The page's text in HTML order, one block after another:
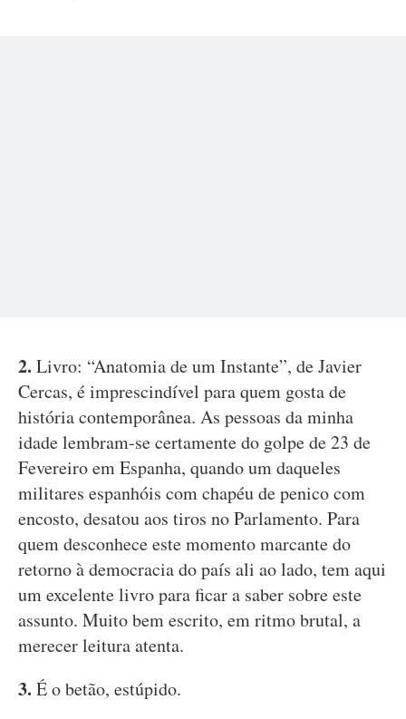
2. Livro: “Anatomia de um Instante”, de Javier
Cercas, é imprescindível para quem gosta de
história contemporânea. As pessoas da minha
idade lembram-se certamente do golpe de 23 de
Fevereiro em Espanha, quando um daqueles
militares espanhóis com chapéu de penico com
encosto, desatou aos tiros no Parlamento. Para
quem desconhece este momento marcante do
retorno à democracia do país ali ao lado, tem aqui
um excelente livro para ficar a saber sobre este
assunto. Muito bem escrito, em ritmo brutal, a
merecer leitura atenta.
3. É o betão, estúpido.